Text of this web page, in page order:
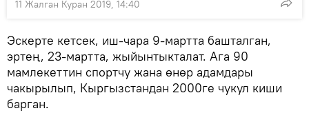
11 Жалган Куран 2019, 14:40
Эскерте кетсек, иш-чара 9-мартта башталган,
эртең, 23-мартта, жыйынтыкталат. Ага 90
мамлекеттин спортчу жана өнөр адамдары
чакырылып, Кыргызстандан 2000ге чукул киши
барган.